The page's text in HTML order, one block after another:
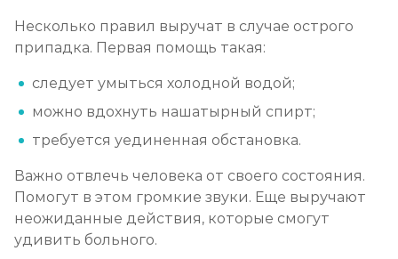
Несколько правил выручат в случае острого
припадка. Первая помощь такая:
следует умыться холодной водой;
можно вдохнуть нашатырный спирт;
требуется уединенная обстановка.
Важно отвлечь человека от своего состояния.
Помогут в этом громкие звуки. Еще выручают
неожиданные действия, которые смогут
удивить больного.